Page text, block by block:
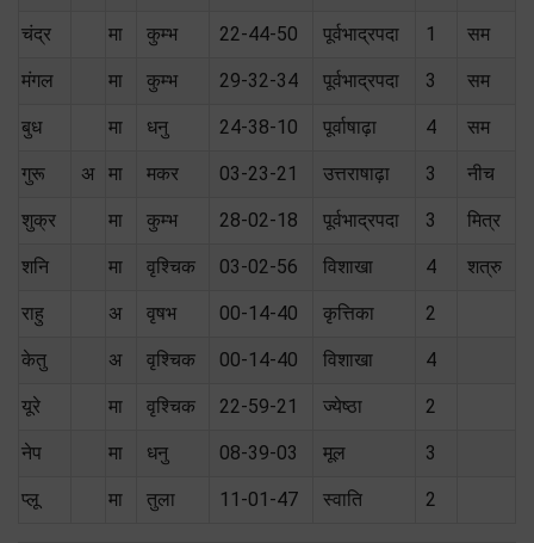
चंद्र मा कुम्भ 22-44-50 पूर्वभाद्रपदा 1 सम
मंगल मा कुम्भ 29-32-34 पूर्वभाद्रपदा 3 सम
बुध मा धनु 24-38-10 पूर्वाषाढ़ा 4 सम
गुरू अ मा मकर 03-23-21 उत्तराषाढ़ा 3 नीच
शुक्र मा कुम्भ 28-02-18 पूर्वभाद्रपदा 3 मित्र
शनि मा वृश्चिक 03-02-56 विशाखा 4 शत्रु
राहु अ वृषभ 00-14-40 कृत्तिका 2
केतु अ वृश्चिक 00-14-40 विशाखा 4
यूरे मा वृश्चिक 22-59-21 ज्येष्ठा 2
नेप मा धनु 08-39-03 मूल 3
प्लू मा तुला 11-01-47 स्वाति 2